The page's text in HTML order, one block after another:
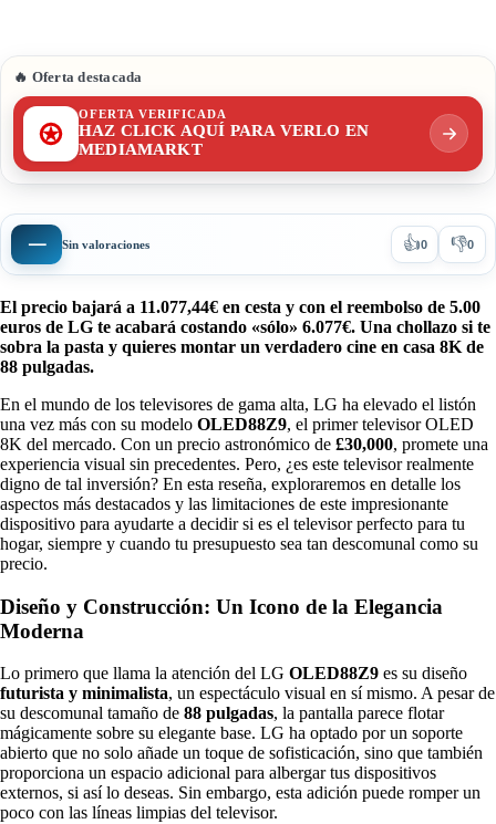
🔥 Oferta destacada
OFERTA VERIFICADA
HAZ CLICK AQUÍ PARA VERLO EN
MEDIAMARKT
— Sin valoraciones 👍0 👎0
El precio bajará a 11.077,44€ en cesta y con el reembolso de 5.00
euros de LG te acabará costando «sólo» 6.077€. Una chollazo si te
sobra la pasta y quieres montar un verdadero cine en casa 8K de
88 pulgadas.
En el mundo de los televisores de gama alta, LG ha elevado el listón
una vez más con su modelo OLED88Z9, el primer televisor OLED
8K del mercado. Con un precio astronómico de £30,000, promete una
experiencia visual sin precedentes. Pero, ¿es este televisor realmente
digno de tal inversión? En esta reseña, exploraremos en detalle los
aspectos más destacados y las limitaciones de este impresionante
dispositivo para ayudarte a decidir si es el televisor perfecto para tu
hogar, siempre y cuando tu presupuesto sea tan descomunal como su
precio.
Diseño y Construcción: Un Icono de la Elegancia
Moderna
Lo primero que llama la atención del LG OLED88Z9 es su diseño
futurista y minimalista, un espectáculo visual en sí mismo. A pesar de
su descomunal tamaño de 88 pulgadas, la pantalla parece flotar
mágicamente sobre su elegante base. LG ha optado por un soporte
abierto que no solo añade un toque de sofisticación, sino que también
proporciona un espacio adicional para albergar tus dispositivos
externos, si así lo deseas. Sin embargo, esta adición puede romper un
poco con las líneas limpias del televisor.